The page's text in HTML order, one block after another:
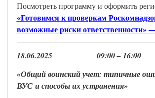
Посмотреть программу и оформить
«Готовимся к проверкам
возможные риски
18.06.2025 09:00 –16:00
«Общий воинский учет: типичные
ВУС и способы их устранения»